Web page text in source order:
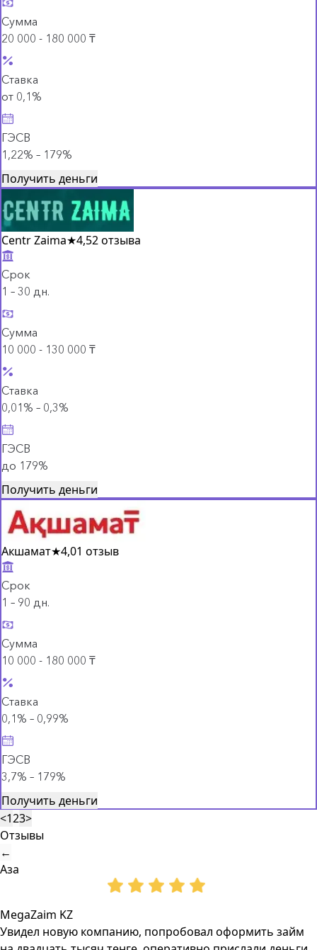
Сумма
20 000 - 180 000 ₸
Ставка
от 0,1%
ГЭСВ
1,22% – 179%
Получить деньги
Centr Zaima★4,52 отзыва
Срок
1 – 30 дн.
Сумма
10 000 - 130 000 ₸
Ставка
0,01% – 0,3%
ГЭСВ
до 179%
Получить деньги
Акшамат★4,01 отзыв
Срок
1 – 90 дн.
Сумма
10 000 - 180 000 ₸
Ставка
0,1% – 0,99%
ГЭСВ
3,7% – 179%
Получить деньги
<123>
Отзывы
←
Аза
MegaZaim KZ
Увидел новую компанию, попробовал оформить займ